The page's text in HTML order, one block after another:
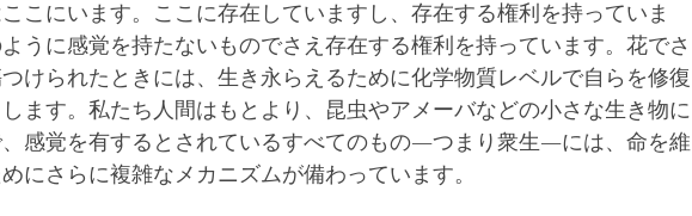
こにいます。ここに存在していますし、存在する権利を持っていま
うに感覚を持たないものでさえ存在する権利を持っています。花でさ
けられたときには、生き永らえるために化学物質レベルで自らを修復
します。私たち人間はもとより、昆虫やアメーバなどの小さな生き物に
感覚を有するとされているすべてのもの―つまり衆生―には、命を維
にさらに複雑なメカニズムが備わっています。